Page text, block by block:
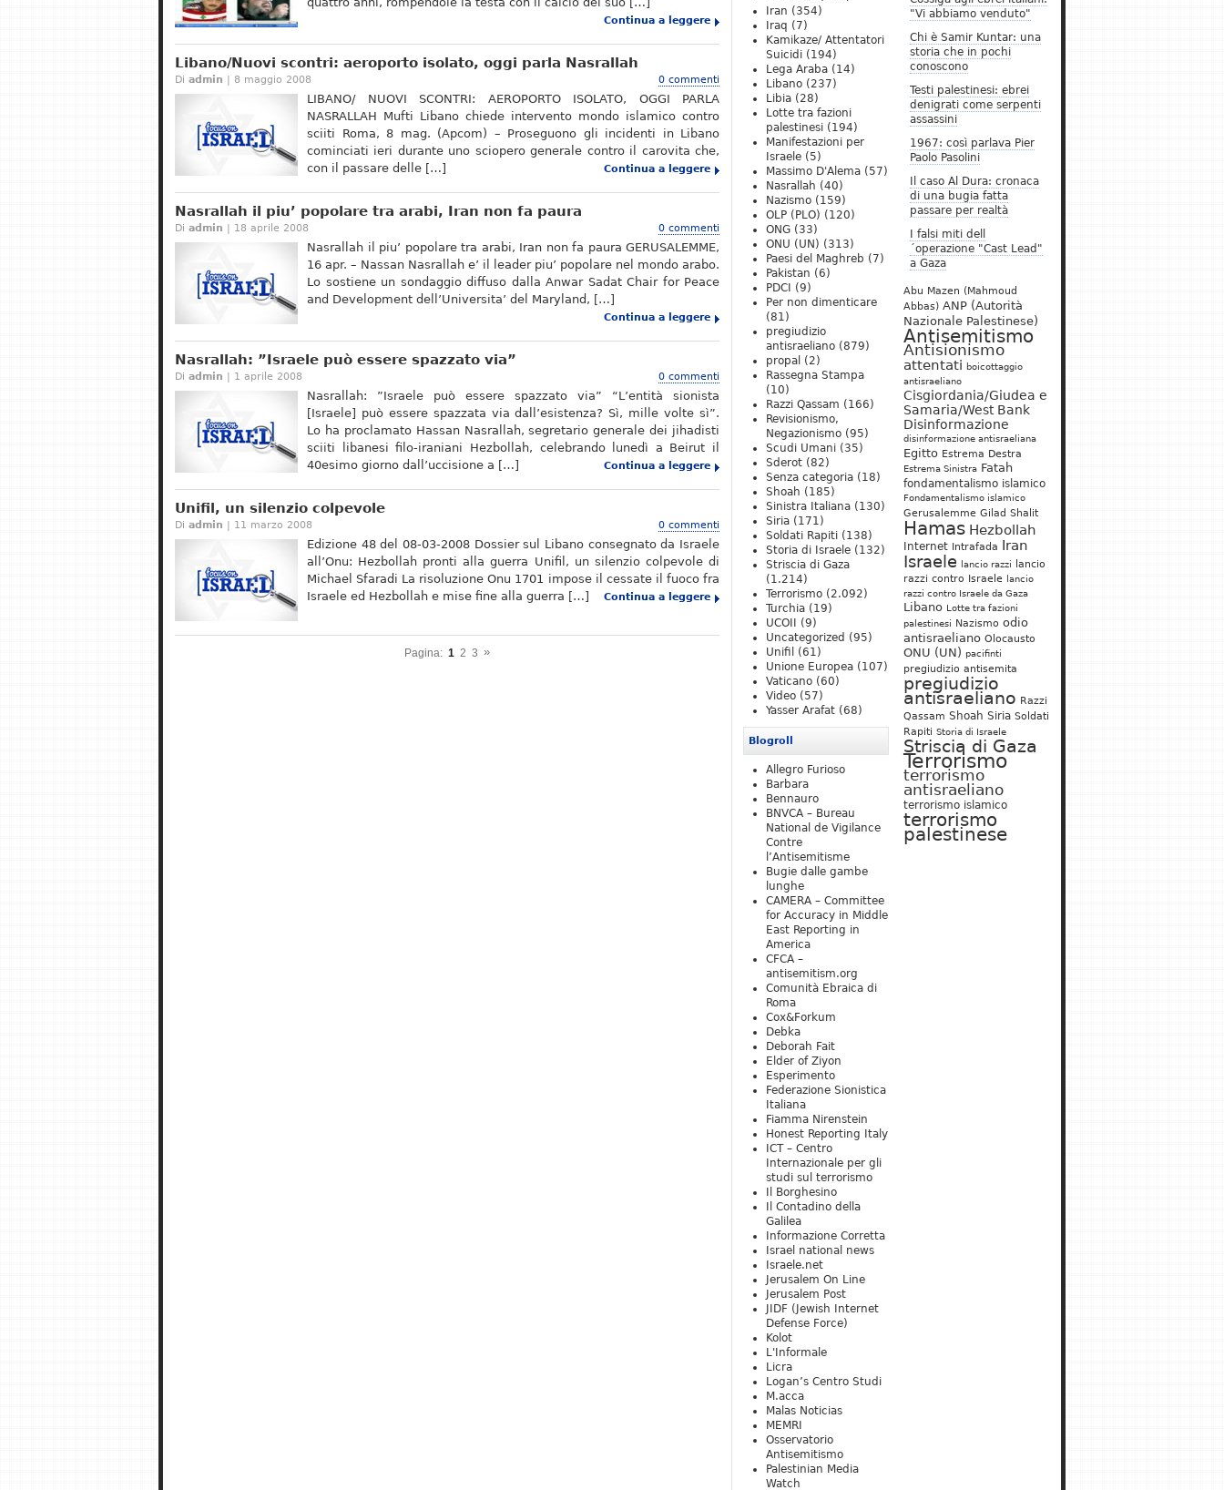
Continua a leggere
Libano/Nuovi scontri: aeroporto isolato, oggi parla Nasrallah
Di admin | 8 maggio 2008 0 commenti
LIBANO/ NUOVI SCONTRI: AEROPORTO ISOLATO, OGGI PARLA
NASRALLAH Mufti Libano chiede intervento mondo islamico contro
sciiti Roma, 8 mag. (Apcom) – Proseguono gli incidenti in Libano
cominciati ieri durante uno sciopero generale contro il carovita che,
con il passare delle […]
Continua a leggere
Nasrallah il piu’ popolare tra arabi, Iran non fa paura
Di admin | 18 aprile 2008 0 commenti
Nasrallah il piu’ popolare tra arabi, Iran non fa paura GERUSALEMME,
16 apr. – Nassan Nasrallah e’ il leader piu’ popolare nel mondo arabo.
Lo sostiene un sondaggio diffuso dalla Anwar Sadat Chair for Peace
and Development dell’Universita’ del Maryland, […]
Continua a leggere
Nasrallah: ”Israele può essere spazzato via”
Di admin | 1 aprile 2008 0 commenti
Nasrallah: ”Israele può essere spazzato via” “L’entità sionista
[Israele] può essere spazzata via dall’esistenza? Sì, mille volte sì”.
Lo ha proclamato Hassan Nasrallah, segretario generale dei jihadisti
sciiti libanesi filo-iraniani Hezbollah, celebrando lunedì a Beirut il
40esimo giorno dall’uccisione a […]
Continua a leggere
Unifil, un silenzio colpevole
Di admin | 11 marzo 2008 0 commenti
Edizione 48 del 08-03-2008 Dossier sul Libano consegnato da Israele
all’Onu: Hezbollah pronti alla guerra Unifil, un silenzio colpevole di
Michael Sfaradi La risoluzione Onu 1701 impose il cessate il fuoco fra
Israele ed Hezbollah e mise fine alla guerra […]
Continua a leggere
Pagina: 1 2 3 »
"Vi abbiamo venduto"
Chi è Samir Kuntar: una
storia che in pochi
conoscono
Testi palestinesi: ebrei
denigrati come serpenti
assassini
1967: così parlava Pier
Paolo Pasolini
Il caso Al Dura: cronaca
di una bugia fatta
passare per realtà
I falsi miti dell
´operazione "Cast Lead"
a Gaza
Abu Mazen (Mahmoud
Abbas) ANP (Autorità
Nazionale Palestinese)
Antisemitismo
Antisionismo
attentati boicottaggio
antisraeliano
Cisgiordania/Giudea e
Samaria/West Bank
Disinformazione
disinformazione antisraeliana
Egitto Estrema Destra
Estrema Sinistra Fatah
fondamentalismo islamico
Fondamentalismo islamico
Gerusalemme Gilad Shalit
Hamas Hezbollah
Internet Intrafada Iran
Israele lancio razzi
lancio
razzi contro Israele lancio
razzi contro Israele da Gaza
Libano Lotte tra fazioni
palestinesi Nazismo odio
antisraeliano Olocausto
ONU (UN) pacifinti
pregiudizio antisemita
pregiudizio
antisraeliano Razzi
Qassam Shoah Siria Soldati
Rapiti Storia di Israele
Striscia di Gaza
Terrorismo
terrorismo
antisraeliano
terrorismo islamico
terrorismo
palestinese
Iran (354)
Iraq (7)
Kamikaze/ Attentatori
Suicidi (194)
Lega Araba (14)
Libano (237)
Libia (28)
Lotte tra fazioni
palestinesi (194)
Manifestazioni per
Israele (5)
Massimo D'Alema (57)
Nasrallah (40)
Nazismo (159)
OLP (PLO) (120)
ONG (33)
ONU (UN) (313)
Paesi del Maghreb (7)
Pakistan (6)
PDCI
(9)
Per non dimenticare
(81)
pregiudizio
antisraeliano (879)
propal (2)
Rassegna Stampa
(10)
Razzi Qassam (166)
Revisionismo,
Negazionismo (95)
Scudi Umani (35)
Sderot (82)
Senza categoria (18)
Shoah (185)
Sinistra Italiana (130)
Siria (171)
Soldati Rapiti (138)
Storia di Israele (132)
Striscia di Gaza
(1.214)
Terrorismo (2.092)
Turchia (19)
UCOII
(9)
Uncategorized (95)
Unifil
(61)
Unione Europea (107)
Vaticano (60)
Video (57)
Yasser Arafat (68)
Blogroll
Allegro Furioso
Barbara
Bennauro
BNVCA – Bureau
National de Vigilance
Contre
l’Antisemitisme
Bugie dalle gambe
lunghe
CAMERA – Committee
for Accuracy in Middle
East Reporting in
America
CFCA –
antisemitism.org
Comunità Ebraica di
Roma
Cox&Forkum
Debka
Deborah Fait
Elder of Ziyon
Esperimento
Federazione Sionistica
Italiana
Fiamma Nirenstein
Honest Reporting Italy
ICT – Centro
Internazionale per gli
studi sul terrorismo
Il Borghesino
Il Contadino della
Galilea
Informazione Corretta
Israel national news
Israele.net
Jerusalem On Line
Jerusalem Post
JIDF (Jewish Internet
Defense Force)
Kolot
L'Informale
Licra
Logan’s Centro Studi
M.acca
Malas Noticias
MEMRI
Osservatorio
Antisemitismo
Palestinian Media
Watch